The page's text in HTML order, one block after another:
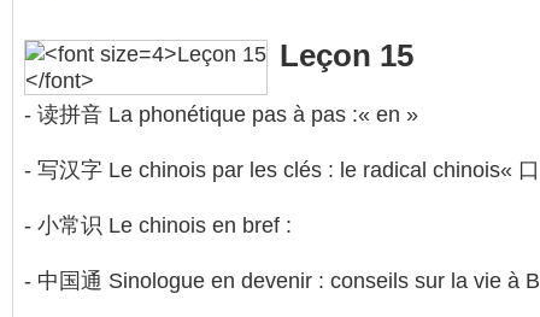
Leçon 15
- 读拼音 La phonétique pas à pas :« en »
- 写汉字 Le chinois par les clés : le radical chinois«
- 小常识 Le chinois en bref :
- 中国通 Sinologue en devenir : conseils sur la vie à